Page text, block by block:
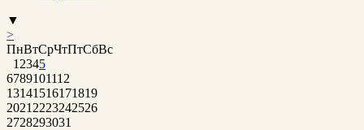
▼
>
ПнВтСрЧтПтСбВс
1 2345
6789101112
13141516171819
2021 2223242526
2728293031